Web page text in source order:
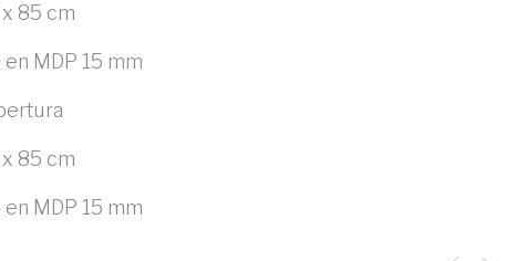
85 cm
MDP 15 mm
85 cm
MDP 15 mm